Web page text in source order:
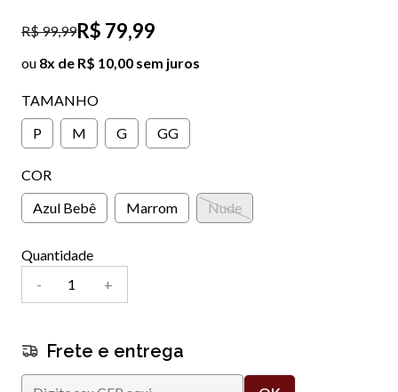
R$ 99,99R$ 79,99
ou 8x de R$ 10,00 sem juros
TAMANHO
P
M G GG
COR
Azul Bebê
Marrom Nude
Quantidade
-
+
Frete e entrega